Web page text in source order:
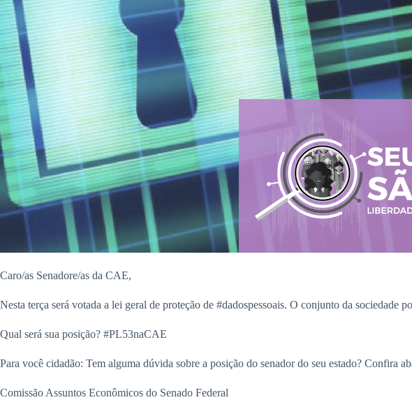
Caro/as Senadore/as da CAE,
Nesta terça será votada a lei geral de proteção de #dadospessoais. O conjunto da
Qual será sua posição? #PL53naCAE
Para você cidadão: Tem alguma dúvida sobre a posição do senador do seu estado? Confira
Comissão Assuntos Econômicos do Senado Federal